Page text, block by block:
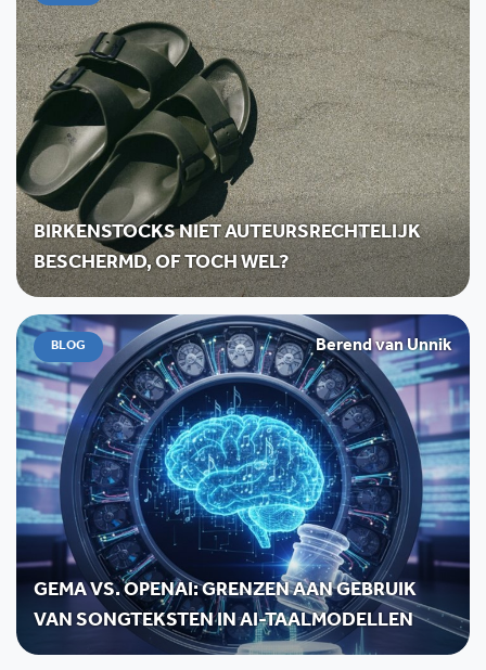
BIRKENSTOCKS NIET AUTEURSRECHTELIJK
BESCHERMD, OF TOCH WEL?
BLOG Berend van Unnik
GEMA VS. OPENAI: GRENZEN AAN GEBRUIK
VAN SONGTEKSTEN IN AI-TAALMODELLEN